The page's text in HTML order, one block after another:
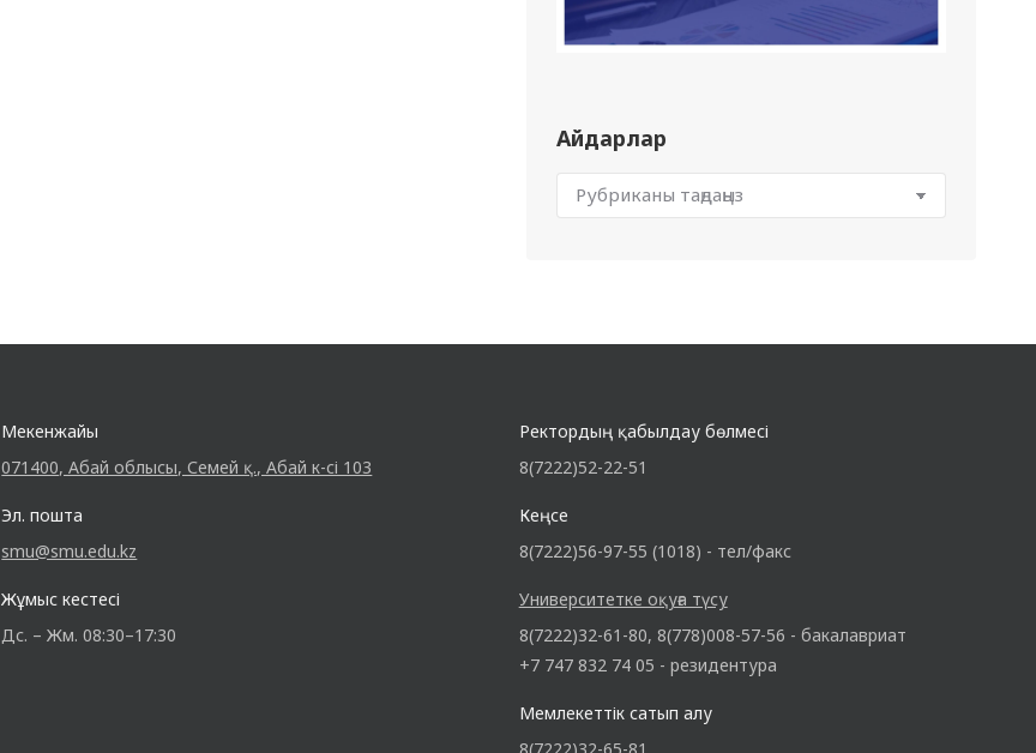
Айдарлар
Мекенжайы
071400, Абай облысы, Семей қ., Абай к-сі 103
Эл. пошта
smu@smu.edu.kz
Жұмыс кестесі
Дс. – Жм. 08:30–17:30
Ректордың қабылдау бөлмесі
8(7222)52-22-51
Кеңсе
8(7222)56-97-55 (1018) - тел/факс
Университетке оқуға түсу
8(7222)32-61-80, 8(778)008-57-56 - бакалавриат
+7 747 832 74 05 - резидентура
Мемлекеттік сатып алу
8(7222)32-65-81